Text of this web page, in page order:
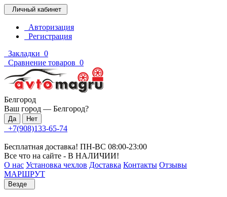
Личный кабинет
Авторизация
Регистрация
Закладки 0
Сравнение товаров 0
Белгород
Ваш город — Белгород?
+7(908)133-65-74
Бесплатная доставка! ПН-ВС 08:00-23:00
Все что на сайте - В НАЛИЧИИ!
О нас Установка чехлов Доставка Контакты Отзывы
МАРШРУТ
Везде